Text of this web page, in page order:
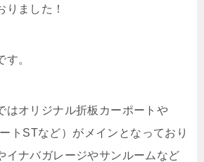
りました！
。
はオリジナル折板カーポートや
トSTなど）がメインとなっており
イナバガレージやサンルームなど